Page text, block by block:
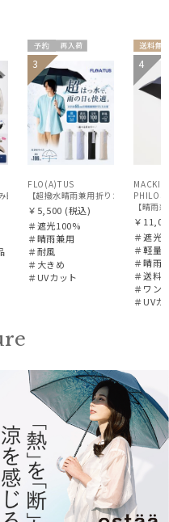
ローレン（POLO RALPH LAUREN）ベア
予約 再入
荷
UNISE
X
3
FLO(A)TUS
【超撥水晴雨兼用折りたたみ日傘
￥5,500 (税込)
＃遮光100%
＃晴雨兼用
＃耐風
＃大きめ
＃UVカット
送料無
料
4
￥
＃遮光
＃軽量
＃晴雨
＃送料
＃ワン
＃UVカ